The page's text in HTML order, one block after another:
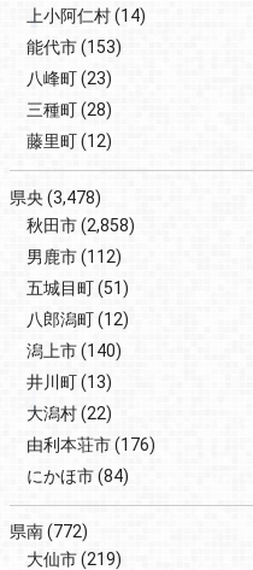
上小阿仁村(14)
能代市(153)
八峰町(23)
三種町(28)
藤里町(12)
県央(3,478)
秋田市(2,858)
男鹿市(112)
五城目町(51)
八郎潟町(12)
潟上市(140)
井川町(13)
大潟村(22)
由利本荘市(176)
にかほ市(84)
県南(772)
大仙市(219)